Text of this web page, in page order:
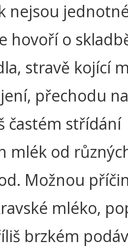
nejsou
hovoří o
stravě kojící
přechodu
častém střídání
mlék od
Možnou
mléko,
brzkém